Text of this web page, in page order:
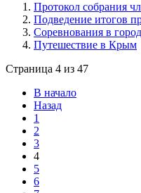
Протокол собрания
Подведение итогов
Соревнования в
Путешествие в Крым
Страница 4 из 47
В начало
Назад
1
2
3
4
5
6